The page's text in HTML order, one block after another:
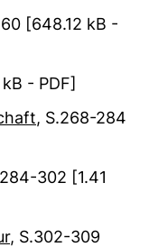
[648.12 kB -
- PDF]
, S.268-284
302 [1.41
, S.302-309